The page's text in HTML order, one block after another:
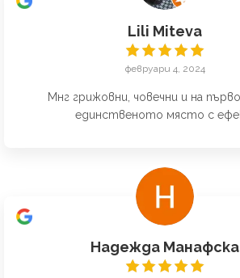
Lili Miteva
февруари 4, 2024
Мнг грижовни, човечни и на
единственото място с
Надежда Манафска